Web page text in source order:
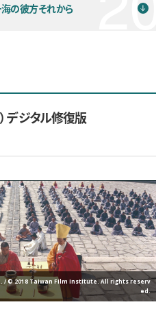
の彼方 それから
デジタル修復版
/ © 2018 Taiwan Film Institute. All rights reserv
ed.